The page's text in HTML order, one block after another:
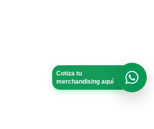
Cotiza tu
merchandising aquí